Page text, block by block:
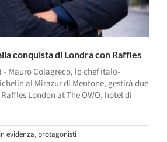
conquista di Londra con Raffles
- Mauro Colagreco, lo chef italo-
al Mirazur di Mentone, gestirà due
London at The OWO, hotel di
in evidenza, protagonisti